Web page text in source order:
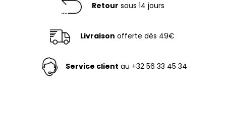
Retour sous 14 jours
Livraison offerte dès 49€
Service client au +32 56 33 45 34